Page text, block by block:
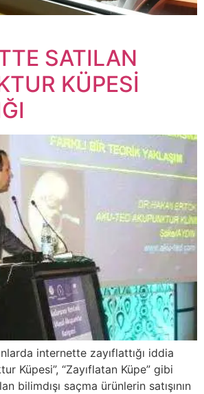
SATILAN
KÜPESİ
internette zayıflattığı iddia
Küpesi”, “Zayıflatan Küpe” gibi
bilimdışı saçma ürünlerin satışının